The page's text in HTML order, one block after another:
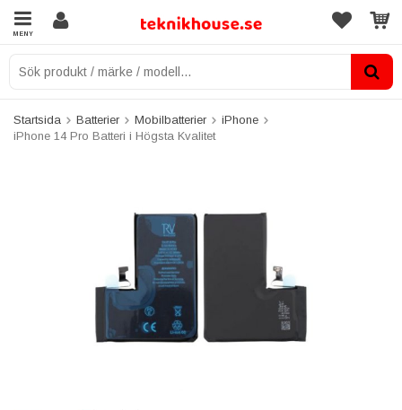
MENY
Startsida Batterier Mobilbatterier
iPhone
iPhone 14 Pro Batteri i Högsta Kvalitet